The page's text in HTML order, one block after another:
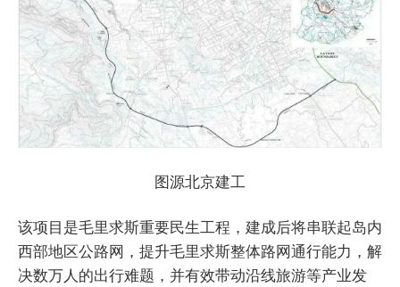
图源北京建工
该项目是毛里求斯重要民生工程，建成后将串联起岛内
西部地区公路网，提升毛里求斯整体路网通行能力，解
决数万人的出行难题，并有效带动沿线旅游等产业发